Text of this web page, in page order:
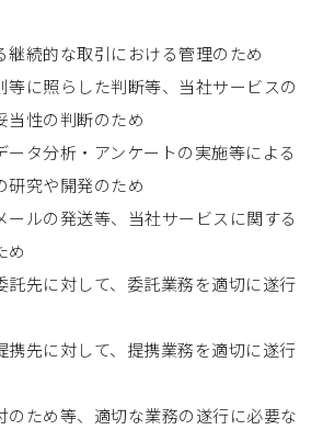
継続的な取引における管理のため
等に照らした判断等、当社サービスの
当性の判断のため
ータ分析・アンケートの実施等による
研究や開発のため
ールの発送等、当社サービスに関する
め
託先に対して、委託業務を適切に遂行
携先に対して、提携業務を適切に遂行
のため等、適切な業務の遂行に必要な